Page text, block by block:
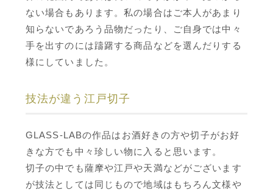
ない場合もあります。私の場合はご本人があまり
知らないであろう品物だったり、ご自身では中々
手を出すのには躊躇する商品などを選んだりする
様にしていました。
技法が違う江戸切子
GLASS-LABの作品はお酒好きの方や切子がお好
きな方でも中々珍しい物に入ると思います。
切子の中でも薩摩や江戸や天満などがございます
が技法としては同じもので地域はもちろん文様や